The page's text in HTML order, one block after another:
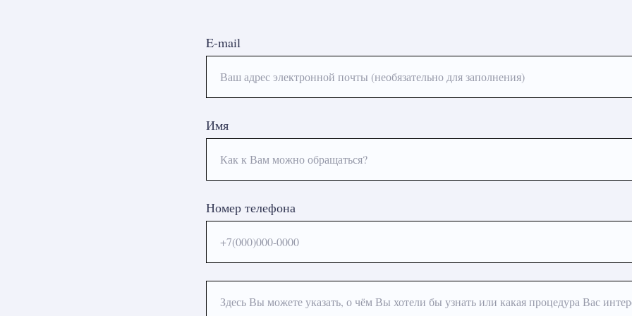
E-mail
Ваш адрес электронной почты (необязательно для заполнения)
Имя
Как к Вам можно обращаться?
Номер телефона
+7(000)000-0000
Здесь Вы можете указать, о чём Вы хотели бы узнать или какая процедура Вас